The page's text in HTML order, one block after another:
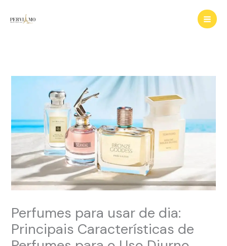
para
Perfumes para usar de dia:
Principais Características de